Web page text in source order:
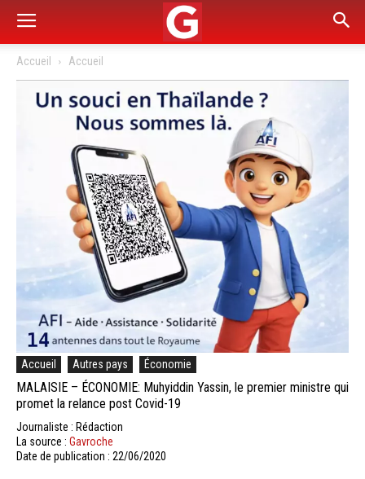
Accueil Accueil
Accueil Autres pays Économie
MALAISIE – ÉCONOMIE: Muhyiddin Yassin, le premier ministre qui
promet la relance post Covid-19
Journaliste : Rédaction
La source : Gavroche
Date de publication : 22/06/2020